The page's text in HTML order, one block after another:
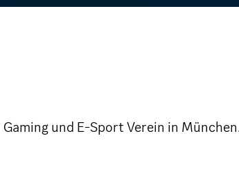
und E-Sport Verein in